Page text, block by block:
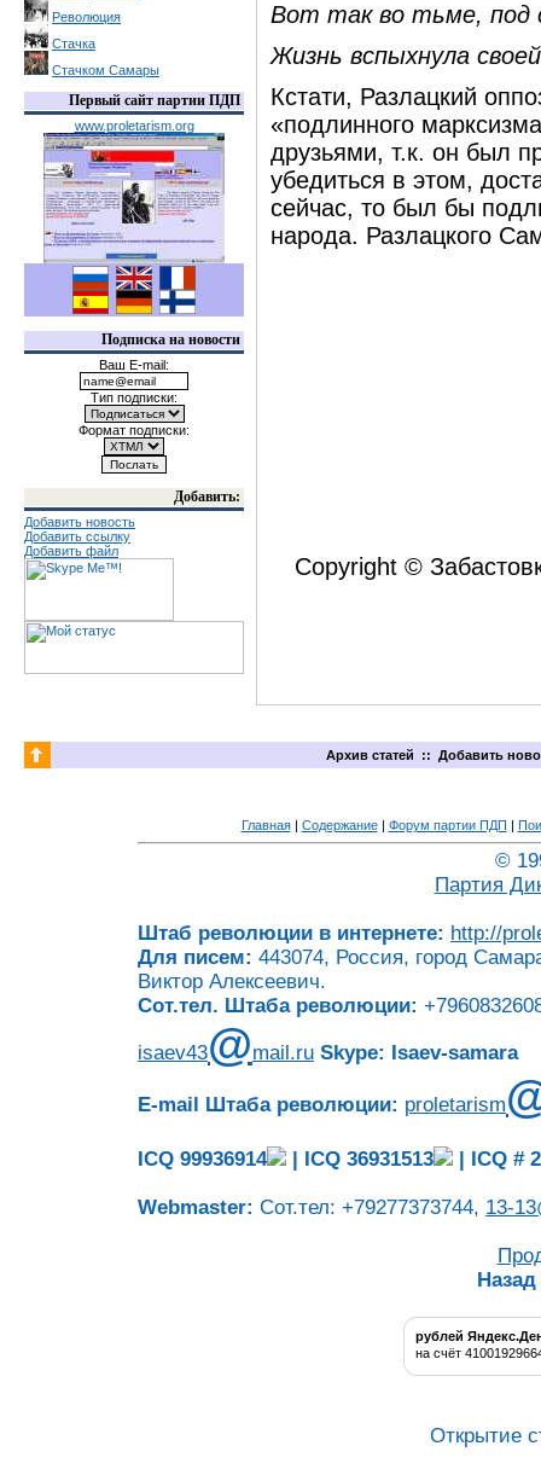
Революция
Стачка
Стачком Самары
Первый сайт партии ПДП
www.proletarism.org
Подписка на новости
Ваш E-mail:
Тип подписки:
Формат подписки:
Добавить:
Добавить новость
Добавить ссылку
Добавить файл
Вот так во тьме, под
Жизнь вспыхнула
Кстати, Разлацкий
«подлинного
друзьями, т.к. он был
убедиться в этом,
сейчас, то был бы
народа. Разлацкого
Copyright ©
Архив статей :: Добавить
Главная| Содержание| Форум партии ПДП |
©
Партия
Штаб революции в интернете: http://
Для писем: 443074, Россия, город
Виктор Алексеевич.
Сот.тел. Штаба революции:
isaev43@mail.ru Skype: Isaev-samara
E-mail Штаба революции: proletarism
ICQ 99936914 | ICQ 36931513 | ICQ #
Webmaster: Сот.тел: +79277373744, 13-
Назад
рублей
на счёт
Открытие